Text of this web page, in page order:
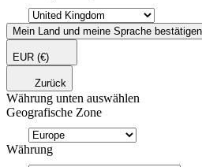
Mein Land und meine Sprache bestätigen
EUR (€)
Zurück
Währung unten auswählen
Geografische Zone
Währung